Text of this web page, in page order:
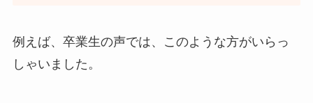
例えば、卒業生の声では、このような方がいらっ
しゃいました。